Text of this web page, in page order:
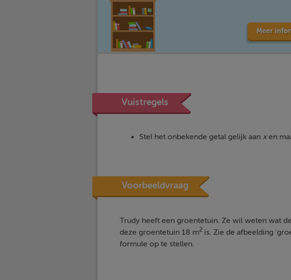
Meer
Vuistregels
Stel het onbekende getal gelijk aan xen
Voorbeeldvraag
Trudy heeft een groentetuin. Ze wil weten wat
deze groentetuin 18 m2 is. Zie de afbeelding
formule op te stellen.